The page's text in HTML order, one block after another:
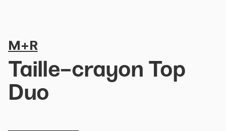
M+R
Taille-crayon Top
Duo